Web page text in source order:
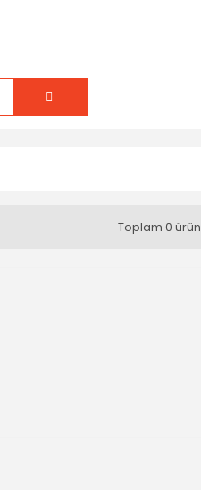
Toplam 0 ürün